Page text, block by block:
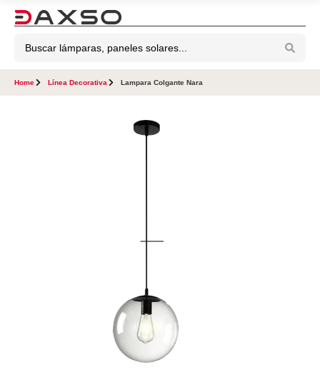
Home Línea Decorativa Lampara Colgante Nara